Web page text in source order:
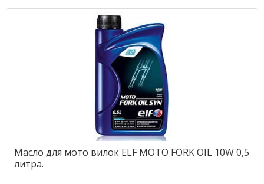
Масло для мото вилок ELF MOTO FORK OIL 10W 0,5
литра.